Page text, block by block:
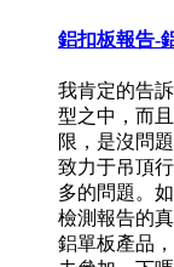
鋁扣板報告-
我肯定的告
型之中，而
限，是沒問
致力于吊頂
多的問題。
檢測報告的
鋁單板產品